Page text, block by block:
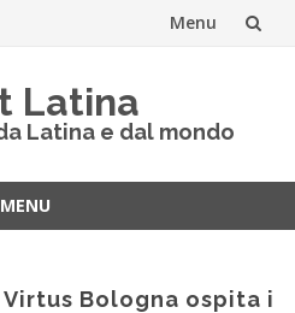
Menu
Latina
Latina e dal mondo
MENU
Bologna ospita i